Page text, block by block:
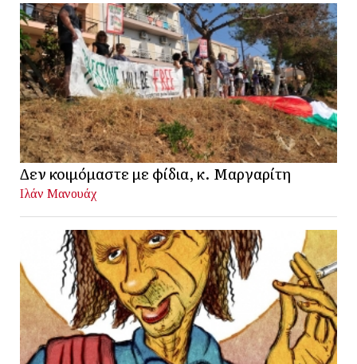
Δεν κοιμόμαστε με φίδια, κ. Μαργαρίτη
Ιλάν Μανουάχ